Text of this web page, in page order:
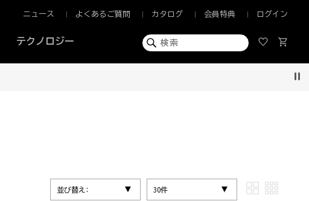
テクノロジー
ニュース よくあるご質問 カタログ 会員特典 ログイン
並び替え: 30件